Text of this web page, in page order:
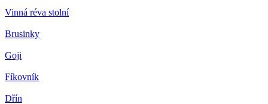
Vinná réva stolní
Brusinky
Goji
Fíkovník
Dřín